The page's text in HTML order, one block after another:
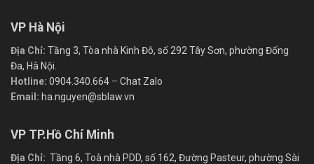
VP Hà Nội
Địa Chỉ: Tầng 3, Tòa nhà Kinh Đô, số 292 Tây Sơn, phường Đống
Đa, Hà Nội.
Hotline: 0904.340.664 – Chat Zalo
Email: ha.nguyen@sblaw.vn
VP TP.Hồ Chí Minh
Địa Chỉ: Tầng 6, Toà nhà PDD, số 162, Đường Pasteur, phường Sài